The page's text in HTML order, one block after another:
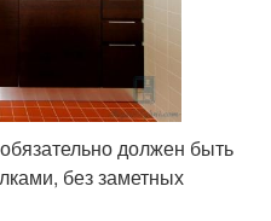
должен быть
без заметных